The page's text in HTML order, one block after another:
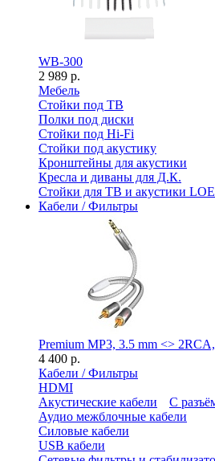
WB-300
2 989 р.
Мебель
Стойки под ТВ
Полки под диски
Стойки под Hi-Fi
Стойки под акустику
Кронштейны для акустики
Кресла и диваны для Д.К.
Стойки для ТВ и акустики
Кабели / Фильтры
Premium MP3, 3.5 mm <>
4 400 р.
Кабели / Фильтры
HDMI
Акустические кабели
С
Аудио межблочные кабели
Силовые кабели
USB кабели